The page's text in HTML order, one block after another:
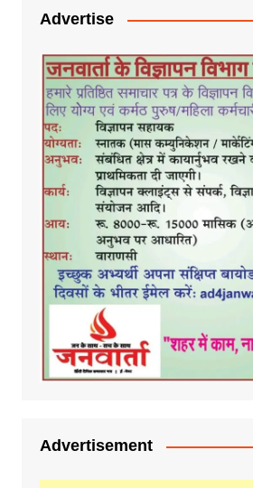
Advertise
Advertisement